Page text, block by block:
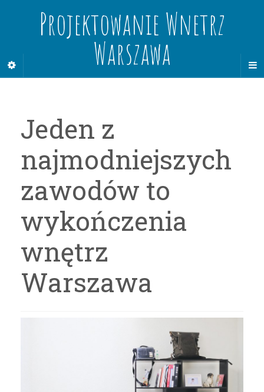
Projektowanie Wnetrz
Warszawa
Jeden z
najmodniejszych
zawodów to
wykończenia
wnętrz
Warszawa